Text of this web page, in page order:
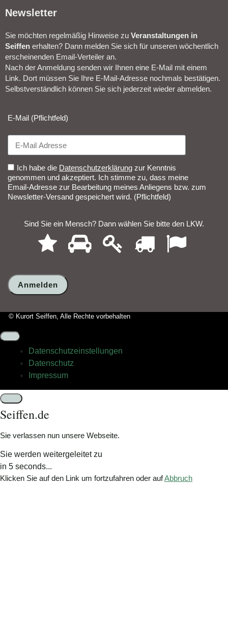
Newsletter​
Sie möchten regelmäßig Hinweise zu Veranstal­tungen in
Seiffen erhalten? Dann melden Sie sich für unseren wöchentlich
erscheinenden Email-Verteiler an.
Nach der Anmeldung senden wir Ihnen eine E-Mail mit einem
Link. Dort müssen Sie Ihre E-Mail-Adresse nochmals bestätigen.
Selbstverständlich können Sie sich jederzeit wieder abmelden.​
E-Mail (Pflichtfeld)
Ich habe die Datenschutzerklärung zur Kenntnis
genommen und akzeptiert. Ich stimme zu, dass meine
Email-Adresse zur Bearbeitung meines Anliegens bzw. zum
Newsletter-Versand gespeichert wird. (Pflichtfeld)
Sind Sie ein Mensch? Dann wählen Sie bitte den LKW.
Sind
Sie
Dann
wählen
Sie
den
2 3 4
© Kurort Seiffen, Alle Rechte vorbehalten
Datenschutz­einstellungen
Datenschutz
Impressum
Schließen
Seiffen.de
Sie verlassen nun unsere Webseite.
Sie werden weitergeleitet zu
in 5 seconds...
Klicken Sie auf den Link um fortzufahren oder aufAbbruch